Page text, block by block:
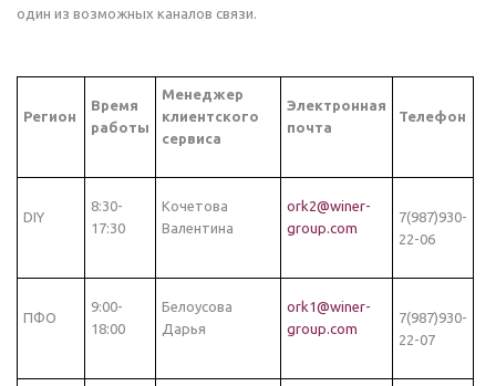
один из возможных каналов связи.
Регион
Время
работы
Менеджер
клиентского
сервиса
Электронная
почта
Телефон
DIY
8:30-
17:30
Кочетова
Валентина
ork2@winer-
group.com
7(987)930-
22-06
ПФО
9:00-
18:00
Белоусова
Дарья
ork1@winer-
group.com
7(987)930-
22-07